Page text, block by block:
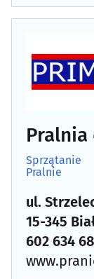
Sprzątanie
Pralnie
ul.
15-345
602 634